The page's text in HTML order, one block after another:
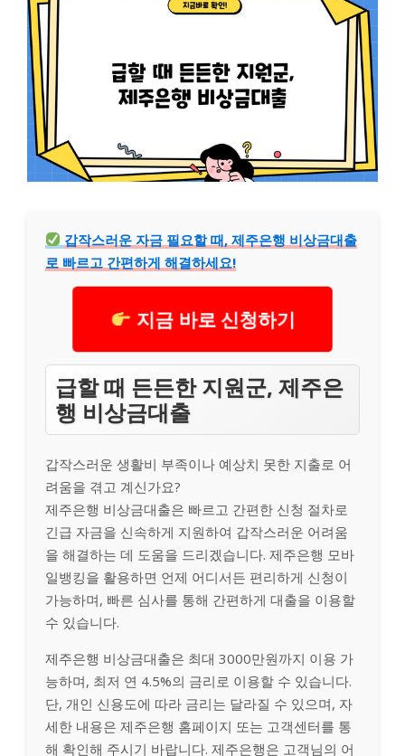
갑작스러운 자금 필요할 때, 제주은행 비상금대출
로 빠르고 간편하게 해결하세요!
지금 바로 신청하기
급할 때 든든한 지원군, 제주은
행 비상금대출
갑작스러운 생활비 부족이나 예상치 못한 지출로 어
려움을 겪고 계신가요?
제주은행 비상금대출은 빠르고 간편한 신청 절차로
긴급 자금을 신속하게 지원하여 갑작스러운 어려움
을 해결하는 데 도움을 드리겠습니다. 제주은행 모바
일뱅킹을 활용하면 언제 어디서든 편리하게 신청이
가능하며, 빠른 심사를 통해 간편하게 대출을 이용할
수 있습니다.
제주은행 비상금대출은 최대 3000만원까지 이용 가
능하며, 최저 연 4.5%의 금리로 이용할 수 있습니다.
단, 개인 신용도에 따라 금리는 달라질 수 있으며, 자
세한 내용은 제주은행 홈페이지 또는 고객센터를 통
해 확인해 주시기 바랍니다. 제주은행은 고객님의 어